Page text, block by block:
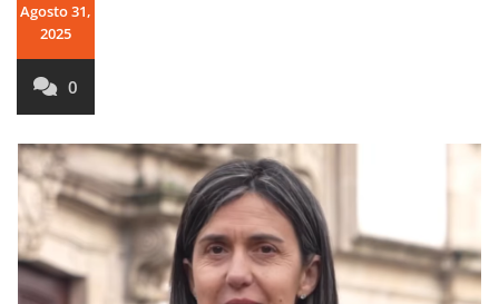
Agosto 31,
2025
0